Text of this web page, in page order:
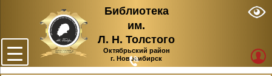
Библиотека
им.
Л. Н. Толстого
Октябрьский район
г. Новосибирск